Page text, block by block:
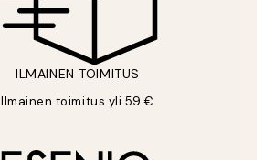
ILMAINEN TOIMITUS
Ilmainen toimitus yli 59 €